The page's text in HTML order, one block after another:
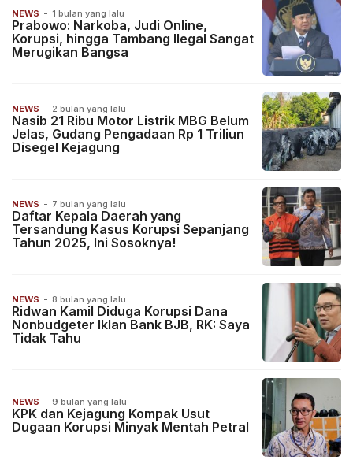
NEWS - 1 bulan yang lalu
Prabowo: Narkoba, Judi Online,
Korupsi, hingga Tambang Ilegal Sangat
Merugikan Bangsa
NEWS - 2 bulan yang lalu
Nasib 21 Ribu Motor Listrik MBG Belum
Jelas, Gudang Pengadaan Rp 1 Triliun
Disegel Kejagung
NEWS - 7 bulan yang lalu
Daftar Kepala Daerah yang
Tersandung Kasus Korupsi Sepanjang
Tahun 2025, Ini Sosoknya!
NEWS - 8 bulan yang lalu
Ridwan Kamil Diduga Korupsi Dana
Nonbudgeter Iklan Bank BJB, RK: Saya
Tidak Tahu
NEWS - 9 bulan yang lalu
KPK dan Kejagung Kompak Usut
Dugaan Korupsi Minyak Mentah Petral